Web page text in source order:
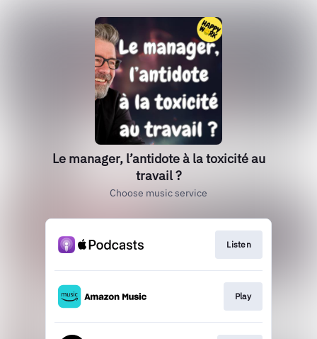
Le manager, l’antidote à la toxicité au
travail ?
Choose music service
Listen
Play